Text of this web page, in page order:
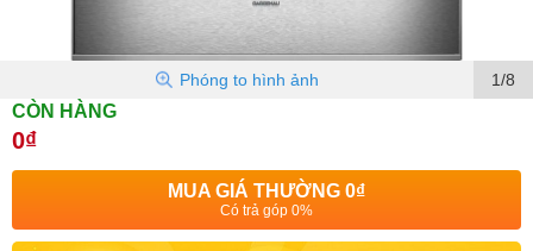
1/8
Phóng to hình ảnh
CÒN HÀNG
0₫
MUA GIÁ THƯỜNG 0₫
Có trả góp 0%